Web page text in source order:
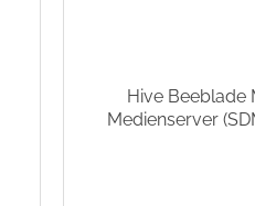
Hive Beeblade
Medienserver